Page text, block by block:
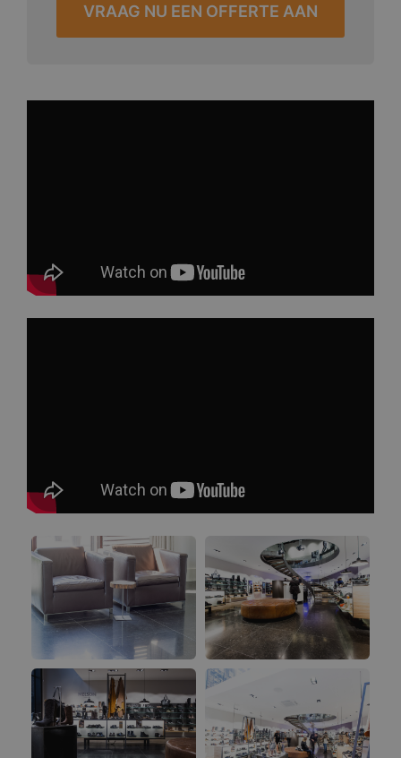
VRAAG NU EEN OFFERTE AAN